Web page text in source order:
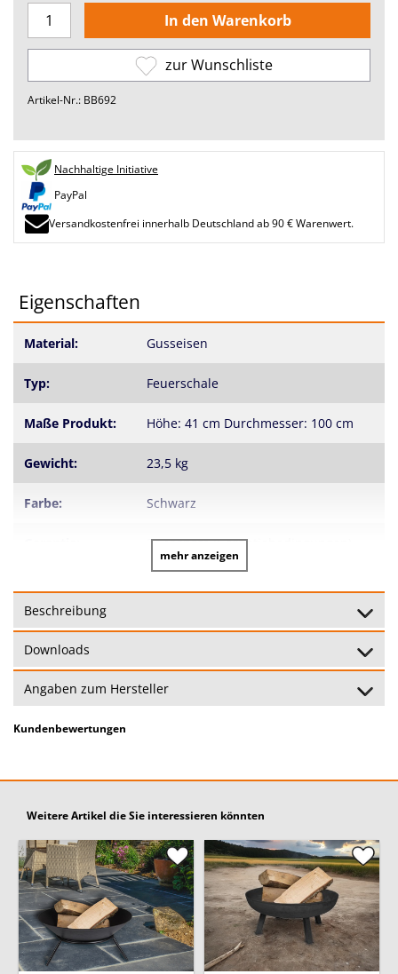
zur Wunschliste
Artikel-Nr.: BB692
Nachhaltige Initiative
PayPal
Versandkostenfrei innerhalb Deutschland ab 90 € Warenwert.
Eigenschaften
Material: Gusseisen
Typ: Feuerschale
Maße Produkt: Höhe: 41 cm Durchmesser: 100 cm
Gewicht: 23,5 kg
Farbe: Schwarz
24 Monate(Garantiebedingungen)
mehr anzeigen
Beschreibung
Downloads
Angaben zum Hersteller
Kundenbewertungen
Weitere Artikel die Sie interessieren könnten